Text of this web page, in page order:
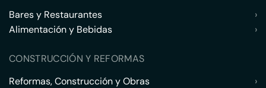
Bares y Restaurantes
›
Alimentación y Bebidas
›
CONSTRUCCIÓN Y REFORMAS
Reformas, Construcción y Obras
›